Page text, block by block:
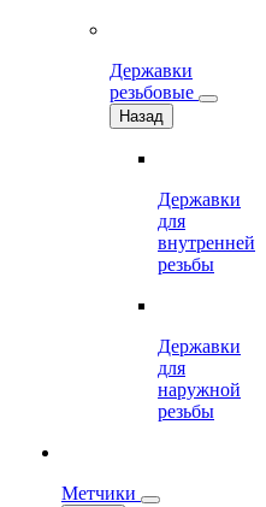
Державки
резьбовые
Назад
Державки
для
внутренней
резьбы
Державки
для
наружной
резьбы
Метчики